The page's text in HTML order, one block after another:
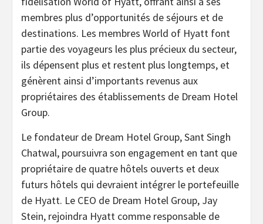
membres plus d’opportunités de séjours et de
destinations. Les membres World of Hyatt font
partie des voyageurs les plus précieux du secteur,
ils dépensent plus et restent plus longtemps, et
génèrent ainsi d’importants revenus aux
propriétaires des établissements de Dream Hotel
Group.
Le fondateur de Dream Hotel Group, Sant Singh
Chatwal, poursuivra son engagement en tant que
propriétaire de quatre hôtels ouverts et deux
futurs hôtels qui devraient intégrer le portefeuille
de Hyatt. Le CEO de Dream Hotel Group, Jay
Stein, rejoindra Hyatt comme responsable de